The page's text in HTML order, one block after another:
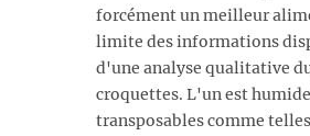
forcément un meilleur
limite des informations
d'une analyse qualitative
croquettes. L'un est
transposables comme